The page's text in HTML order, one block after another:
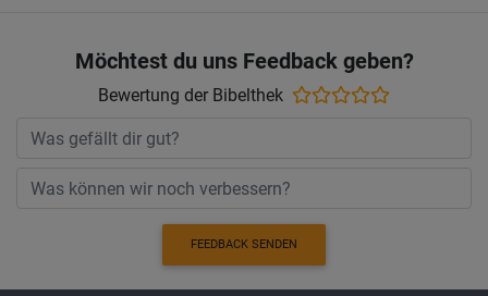
Möchtest du uns Feedback geben?
Bewertung der Bibelthek
FEEDBACK SENDEN